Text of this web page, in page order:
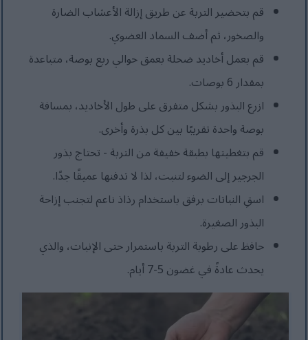
قم بتحضير التربة عن طريق إزالة الأعشاب الضارة
والصخور، ثم أضف السماد العضوي.
قم بعمل أخاديد ضحلة بعمق حوالي ربع بوصة، متباعدة
بمقدار 6 بوصات.
ازرع البذور بشكل متفرق على طول الأخاديد، بمسافة
بوصة واحدة تقريبًا بين كل بذرة وأخرى.
قم بتغطيتها بطبقة خفيفة من التربة - تحتاج بذور
الجرجير إلى الضوء لتنبت، لذا لا تدفنها عميقًا جدًا.
اسقِ النباتات برفق باستخدام رذاذ ناعم لتجنب إزاحة
البذور الصغيرة.
حافظ على رطوبة التربة باستمرار حتى الإنبات، والذي
يحدث عادةً في غضون 5-7 أيام.